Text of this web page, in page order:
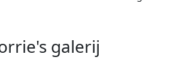
galerij